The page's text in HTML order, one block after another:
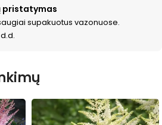
pristatymas
supakuotus vazonuose.